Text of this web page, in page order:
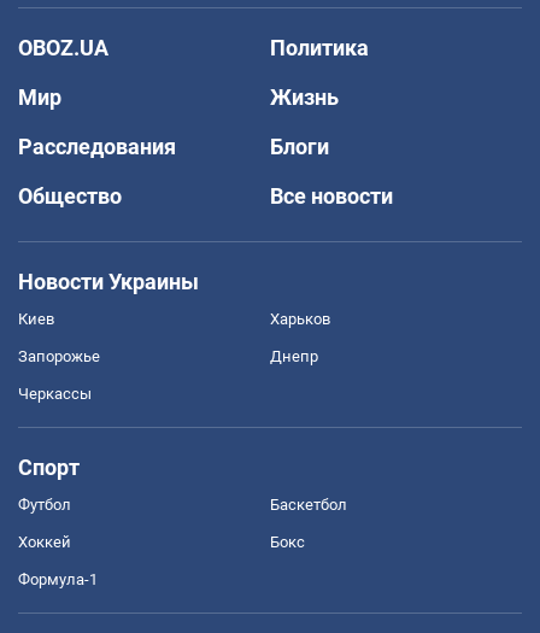
OBOZ.UA
Политика
Мир
Жизнь
Расследования
Блоги
Общество
Все новости
Новости Украины
Киев Харьков
Запорожье Днепр
Черкассы
Спорт
Футбол Баскетбол
Хоккей Бокс
Формула-1